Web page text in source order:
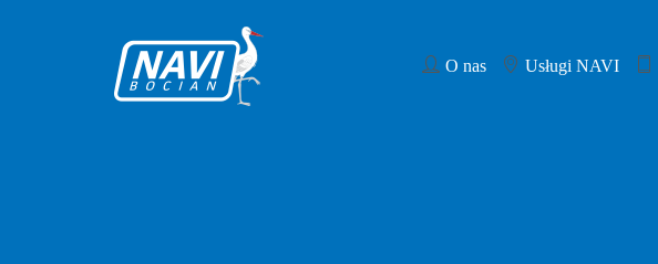
O nas Usługi NAVI